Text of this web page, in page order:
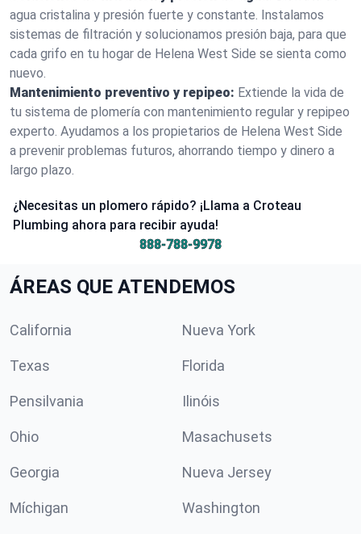
agua cristalina y presión fuerte y constante. Instalamos
sistemas de filtración y solucionamos presión baja, para que
cada grifo en tu hogar de Helena West Side se sienta como
nuevo.
Mantenimiento preventivo y repipeo: Extiende la vida de
tu sistema de plomería con mantenimiento regular y repipeo
experto. Ayudamos a los propietarios de Helena West Side
a prevenir problemas futuros, ahorrando tiempo y dinero a
largo plazo.
¿Necesitas un plomero rápido? ¡Llama a Croteau
Plumbing ahora para recibir ayuda!
888-788-9978
ÁREAS QUE ATENDEMOS
California Nueva York
Texas Florida
Pensilvania Ilinóis
Ohio Masachusets
Georgia Nueva Jersey
Míchigan Washington